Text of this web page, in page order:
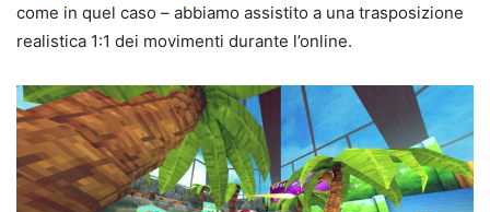
come in quel caso – abbiamo assistito a una trasposizione
realistica 1:1 dei movimenti durante l’online.